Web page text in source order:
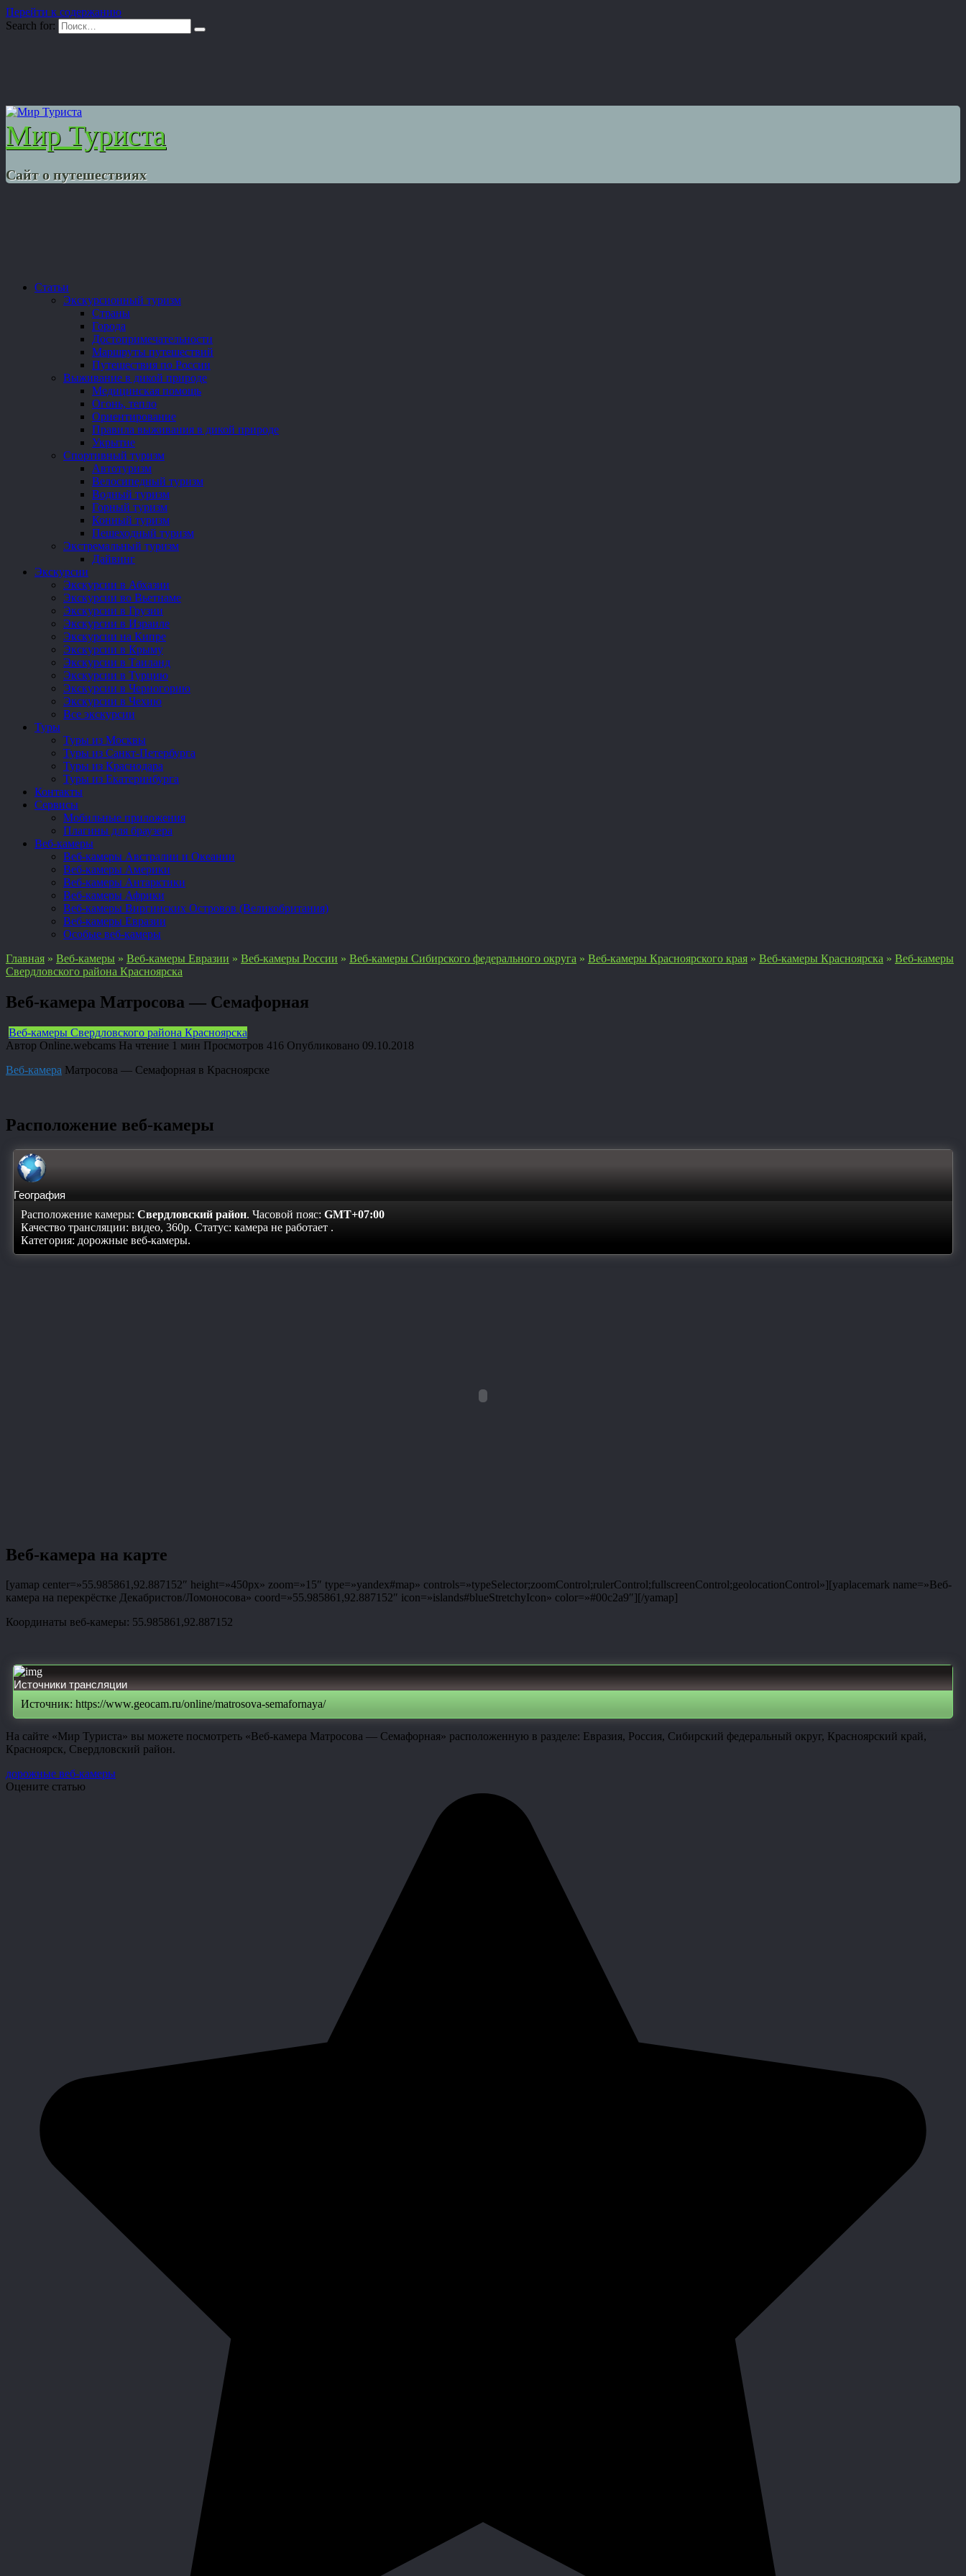
Перейти к содержанию
Search for:
Мир Туриста
Сайт о путешествиях
Статьи
Экскурсионный туризм
Страны
Города
Достопримечательности
Маршруты путешествий
Путешествия по России
Выживание в дикой природе
Медицинская помощь
Огонь, тепло
Ориентирование
Правила выживания в дикой природе
Укрытие
Спортивный туризм
Автотуризм
Велосипедный туризм
Водный туризм
Горный туризм
Конный туризм
Пешеходный туризм
Экстремальный туризм
Дайвинг
Экскурсии
Экскурсии в Абхазии
Экскурсии во Вьетнаме
Экскурсии в Грузии
Экскурсии в Израиле
Экскурсии на Кипре
Экскурсии в Крыму
Экскурсии в Таиланд
Экскурсии в Турцию
Экскурсии в Черногорию
Экскурсии в Чехию
Все экскурсии
Туры
Туры из Москвы
Туры из Санкт-Петербурга
Туры из Краснодара
Туры из Екатеринбурга
Контакты
Сервисы
Мобильные приложения
Плагины для браузера
Веб-камеры
Веб-камеры Австралии и Океании
Веб-камеры Америки
Веб-камеры Антарктики
Веб-камеры Африки
Веб-камеры Виргинских Островов (Великобритания)
Веб-камеры Евразии
Особые веб-камеры
Главная » Веб-камеры » Веб-камеры Евразии » Веб-камеры России » Веб-камеры Сибирского федерального округа » Веб-камеры Красноярского края » Веб-камеры Красноярска » Веб-камеры
Свердловского района Красноярска
Веб-камера Матросова — Семафорная
Веб-камеры Свердловского района Красноярска
Автор Online.webcams На чтение 1 мин Просмотров 416 Опубликовано 09.10.2018
Веб-камера Матросова — Семафорная в Красноярске
Расположение веб-камеры
География
Расположение камеры: Свердловский район. Часовой пояс: GMT+07:00
Качество трансляции: видео, 360p. Статус: камера не работает .
Категория: дорожные веб-камеры.
Веб-камера на карте
[yamap center=»55.985861,92.887152″ height=»450px» zoom=»15″ type=»yandex#map» controls=»typeSelector;zoomControl;rulerControl;fullscreenControl;geolocationControl»][yaplacemark name=»Веб-
камера на перекрёстке Декабристов/Ломоносова» coord=»55.985861,92.887152″ icon=»islands#blueStretchyIcon» color=»#00c2a9″][/yamap]
Координаты веб-камеры: 55.985861,92.887152
Источники трансляции
Источник: https://www.geocam.ru/online/matrosova-semafornaya/
На сайте «Мир Туриста» вы можете посмотреть «Веб-камера Матросова — Семафорная» расположенную в разделе: Евразия, Россия, Сибирский федеральный округ, Красноярский край,
Красноярск, Свердловский район.
дорожные веб-камеры
Оцените статью